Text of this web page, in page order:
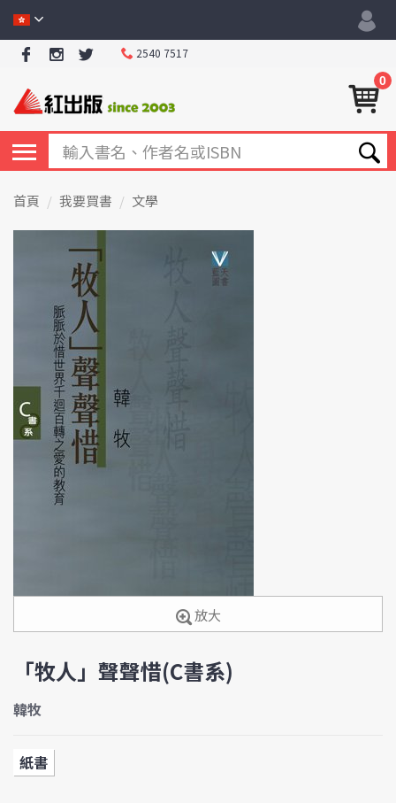
2540 7517
0
首頁 我要買書 文學
放大
「牧人」聲聲惜(C書系)
韓牧
紙書